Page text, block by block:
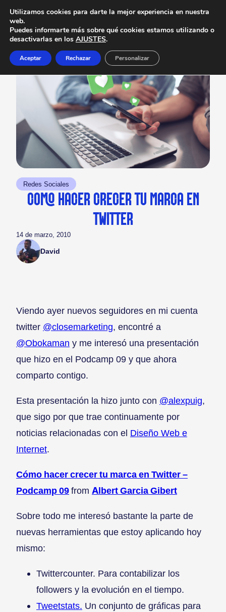
Redes Sociales
COMO HACER CRECER TU MARCA EN
TWITTER
14 de marzo, 2010
David
Viendo ayer nuevos seguidores en mi cuenta
twitter @closemarketing, encontré a
@Obokaman y me interesó una presentación
que hizo en el Podcamp 09 y que ahora
comparto contigo.
Esta presentación la hizo junto con @alexpuig,
que sigo por que trae continuamente por
noticias relacionadas con el Diseño Web e
Internet.
Cómo hacer crecer tu marca en Twitter –
Podcamp 09from Albert Garcia Gibert
Sobre todo me interesó bastante la parte de
nuevas herramientas que estoy aplicando hoy
mismo:
Twittercounter. Para contabilizar los
followers y la evolución en el tiempo.
Tweetstats. Un conjunto de gráficas para
Utilizamos cookies para darte la mejor experiencia en nuestra
web.
Puedes informarte más sobre qué cookies estamos utilizando o
desactivarlas en los AJUSTES.
Aceptar Rechazar Personalizar